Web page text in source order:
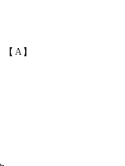
A】